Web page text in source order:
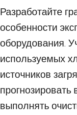
Разработайте
особенности
оборудования.
используемых
источников
прогнозировать
выполнять